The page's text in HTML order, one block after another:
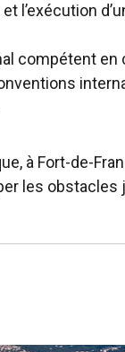
l’exécution
compétent en
à Fort-de-
les obstacles